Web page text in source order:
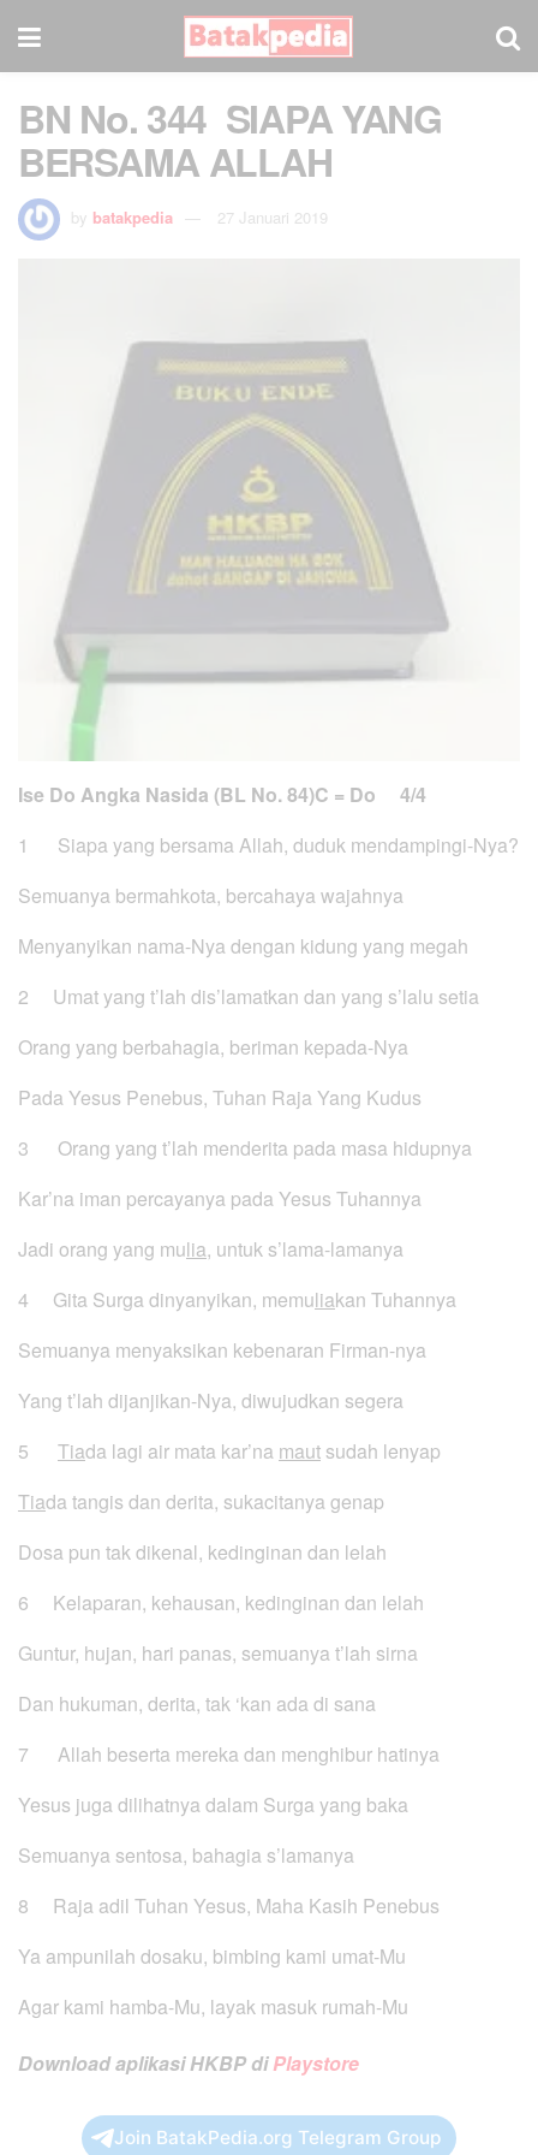
BN No. 344 SIAPA YANG
BERSAMA ALLAH
by batakpedia 27 Januari 2019
Ise Do Angka Nasida (BL No. 84)C = Do 4/4
1 Siapa yang bersama Allah, duduk mendampingi-Nya?
Semuanya bermahkota, bercahaya wajahnya
Menyanyikan nama-Nya dengan kidung yang megah
2 Umat yang t’lah dis’lamatkan dan yang s’lalu setia
Orang yang berbahagia, beriman kepada-Nya
Pada Yesus Penebus, Tuhan Raja Yang Kudus
3 Orang yang t’lah menderita pada masa hidupnya
Kar’na iman percayanya pada Yesus Tuhannya
Jadi orang yang mulia, untuk s’lama-lamanya
4 Gita Surga dinyanyikan, memuliakan Tuhannya
Semuanya menyaksikan kebenaran Firman-nya
Yang t’lah dijanjikan-Nya, diwujudkan segera
5 Tiada lagi air mata kar’na maut sudah lenyap
Tiada tangis dan derita, sukacitanya genap
Dosa pun tak dikenal, kedinginan dan lelah
6 Kelaparan, kehausan, kedinginan dan lelah
Guntur, hujan, hari panas, semuanya t’lah sirna
Dan hukuman, derita, tak ‘kan ada di sana
7 Allah beserta mereka dan menghibur hatinya
Yesus juga dilihatnya dalam Surga yang baka
Semuanya sentosa, bahagia s’lamanya
8 Raja adil Tuhan Yesus, Maha Kasih Penebus
Ya ampunilah dosaku, bimbing kami umat-Mu
Agar kami hamba-Mu, layak masuk rumah-Mu
Download aplikasi HKBP diPlaystore
Join BatakPedia.org Telegram Group